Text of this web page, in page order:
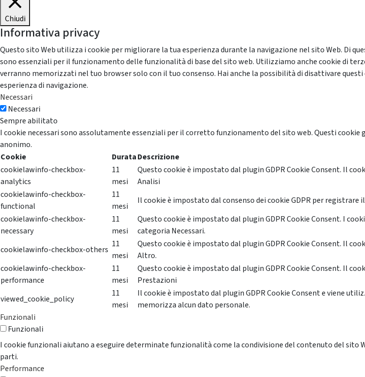
Chiudi
Informativa privacy
Questo sito Web utilizza i cookie per migliorare la tua esperienza durante la navigazione nel sito Web. Di
sono essenziali per il funzionamento delle funzionalità di base del sito web. Utilizziamo anche cookie di
verranno memorizzati nel tuo browser solo con il tuo consenso. Hai anche la possibilità di disattivare
esperienza di navigazione.
Necessari
Necessari
Sempre abilitato
I cookie necessari sono assolutamente essenziali per il corretto funzionamento del sito web. Questi
anonimo.
Cookie
DurataDescrizione
cookielawinfo-checkbox-
analytics
11
mesi
Questo cookie è impostato dal plugin GDPR Cookie Consent. Il
Analisi
cookielawinfo-checkbox-
functional
11
mesi
Il cookie è impostato dal consenso dei cookie GDPR per
cookielawinfo-checkbox-
necessary
11
mesi
Questo cookie è impostato dal plugin GDPR Cookie Consent. I
categoria Necessari.
cookielawinfo-checkbox-others
11
mesi
Questo cookie è impostato dal plugin GDPR Cookie Consent. Il
Altro.
cookielawinfo-checkbox-
performance
11
mesi
Questo cookie è impostato dal plugin GDPR Cookie Consent. Il
Prestazioni
viewed_cookie_policy
11
mesi
Il cookie è impostato dal plugin GDPR Cookie Consent e viene
memorizza alcun dato personale.
Funzionali
Funzionali
I cookie funzionali aiutano a eseguire determinate funzionalità come la condivisione del contenuto del
parti.
Performance